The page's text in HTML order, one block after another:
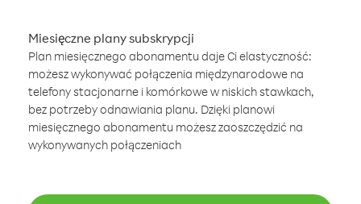
Miesięczne plany subskrypcji
Plan miesięcznego abonamentu daje Ci elastyczność:
możesz wykonywać połączenia międzynarodowe na
telefony stacjonarne i komórkowe w niskich stawkach,
bez potrzeby odnawiania planu. Dzięki planowi
miesięcznego abonamentu możesz zaoszczędzić na
wykonywanych połączeniach